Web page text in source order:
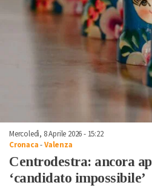
Mercoledì, 8 Aprile 2026 - 15:22
Cronaca-Valenza
Centrodestra: ancora
‘candidato impossibile’